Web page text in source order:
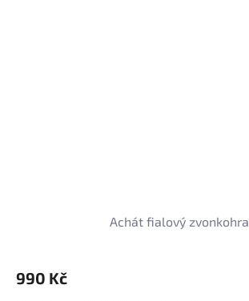
Achát fialový zvonkohra
990 Kč